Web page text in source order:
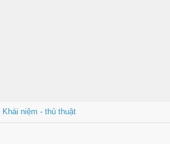
Khái niệm - thủ thuật